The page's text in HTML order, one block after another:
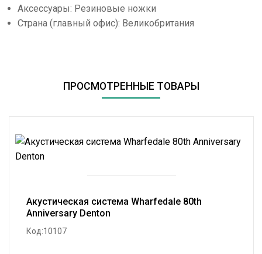
Аксессуары: Резиновые ножки
Страна (главный офис): Великобритания
ПРОСМОТРЕННЫЕ ТОВАРЫ
Акустическая система Wharfedale 80th
Anniversary Denton
Код:10107